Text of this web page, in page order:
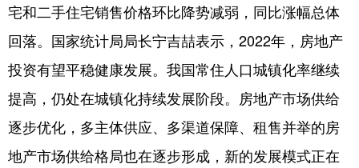
地方频道
北京 天津 河北 山西
浙江 安徽 福建 江西
宅和二手住宅销售价格环比降势减弱，同比涨幅总体
回落。国家统计局局长宁吉喆表示，2022年，房地产
投资有望平稳健康发展。我国常住人口城镇化率继续
提高，仍处在城镇化持续发展阶段。房地产市场供给
逐步优化，多主体供应、多渠道保障、租售并举的房
地产市场供给格局也在逐步形成，新的发展模式正在